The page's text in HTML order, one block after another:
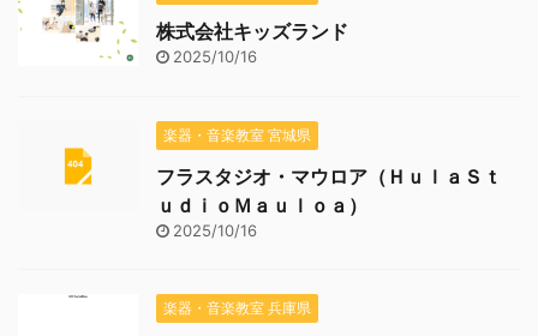
株式会社キッズランド
2025/10/16
楽器・音楽教室 宮城県
フラスタジオ・マウロア（ＨｕｌａＳｔ
ｕｄｉｏＭａｕｌｏａ）
2025/10/16
楽器・音楽教室 兵庫県